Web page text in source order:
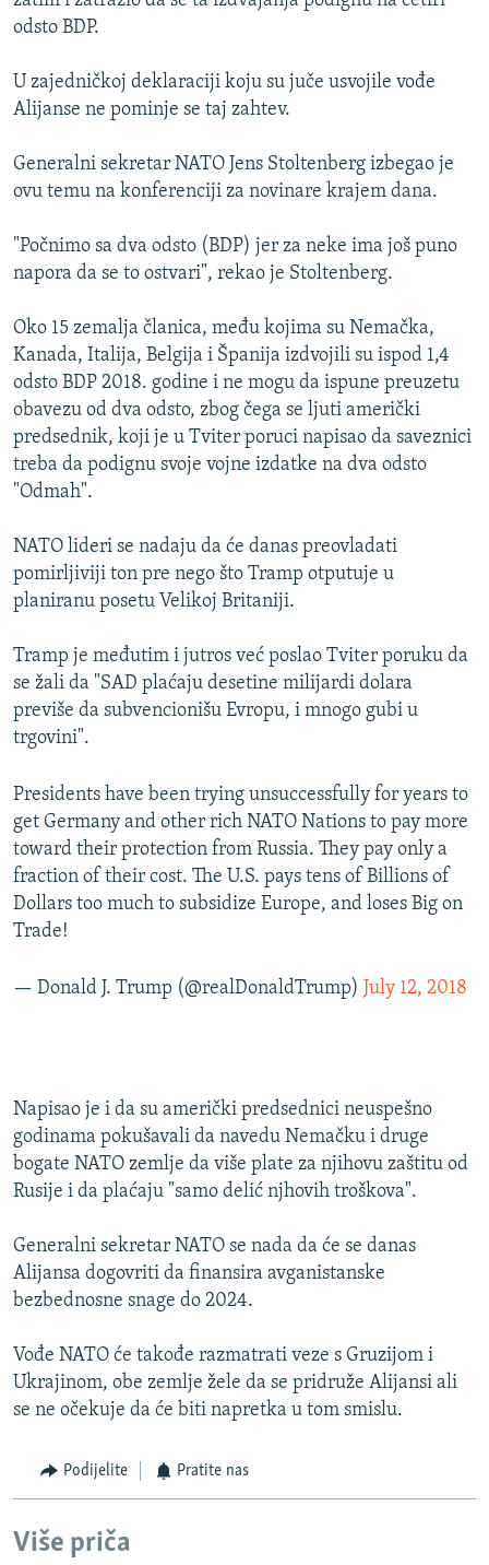
odsto BDP.
U zajedničkoj deklaraciji koju su juče usvojile vođe
Alijanse ne pominje se taj zahtev.
Generalni sekretar NATO Jens Stoltenberg izbegao je
ovu temu na konferenciji za novinare krajem dana.
"Počnimo sa dva odsto (BDP) jer za neke ima još puno
napora da se to ostvari", rekao je Stoltenberg.
Oko 15 zemalja članica, među kojima su Nemačka,
Kanada, Italija, Belgija i Španija izdvojili su ispod 1,4
odsto BDP 2018. godine i ne mogu da ispune preuzetu
obavezu od dva odsto, zbog čega se ljuti američki
predsednik, koji je u Tviter poruci napisao da saveznici
treba da podignu svoje vojne izdatke na dva odsto
"Odmah".
NATO lideri se nadaju da će danas preovladati
pomirljiviji ton pre nego što Tramp otputuje u
planiranu posetu Velikoj Britaniji.
Tramp je međutim i jutros već poslao Tviter poruku da
se žali da "SAD plaćaju desetine milijardi dolara
previše da subvencionišu Evropu, i mnogo gubi u
trgovini".
Presidents have been trying unsuccessfully for years to
get Germany and other rich NATO Nations to pay more
toward their protection from Russia. They pay only a
fraction of their cost. The U.S. pays tens of Billions of
Dollars too much to subsidize Europe, and loses Big on
Trade!
— Donald J. Trump (@realDonaldTrump) July 12, 2018
Napisao je i da su američki predsednici neuspešno
godinama pokušavali da navedu Nemačku i druge
bogate NATO zemlje da više plate za njihovu zaštitu od
Rusije i da plaćaju "samo delić njhovih troškova".
Generalni sekretar NATO se nada da će se danas
Alijansa dogovriti da finansira avganistanske
bezbednosne snage do 2024.
Vođe NATO će takođe razmatrati veze s Gruzijom i
Ukrajinom, obe zemlje žele da se pridruže Alijansi ali
se ne očekuje da će biti napretka u tom smislu.
Podijelite Pratite nas
Više priča